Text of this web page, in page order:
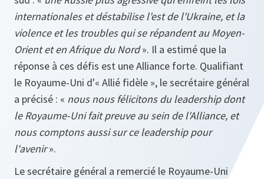
internationales et déstabilise l'est de l'Ukraine, et la
violence et les troubles qui se répandent au Moyen-
Orient et en Afrique du Nord». Il a estimé que la
réponse à ces défis est une Alliance forte. Qualifiant
le Royaume-Uni d'« Allié fidèle », le secrétaire général
a précisé : « nous nous félicitons du leadership dont
le Royaume-Uni fait preuve au sein de l'Alliance, et
nous comptons aussi sur ce leadership pour
l'avenir».
Le secrétaire général a remercié le Royaume-Uni